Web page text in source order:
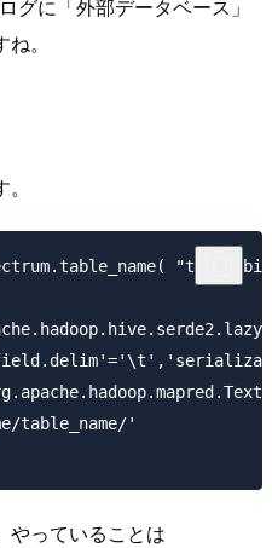
グに「外部データベース」
。
spectrum.table_name( "time"
(
table_name/'
やっていることは